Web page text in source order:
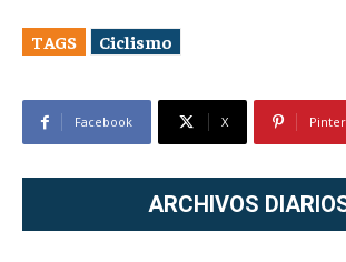
TAGS Ciclismo
Facebook X
ARCHIVOS